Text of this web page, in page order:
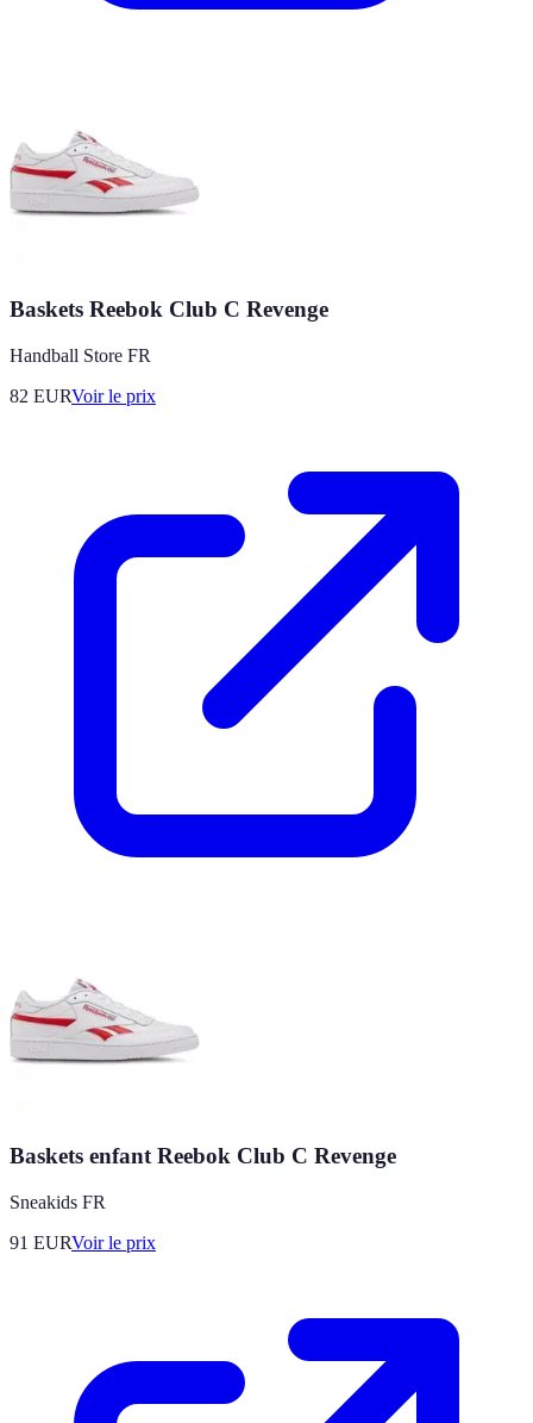
Baskets Reebok Club C Revenge
Handball Store FR
82 EURVoir le prix
Baskets enfant Reebok Club C Revenge
Sneakids FR
91 EURVoir le prix